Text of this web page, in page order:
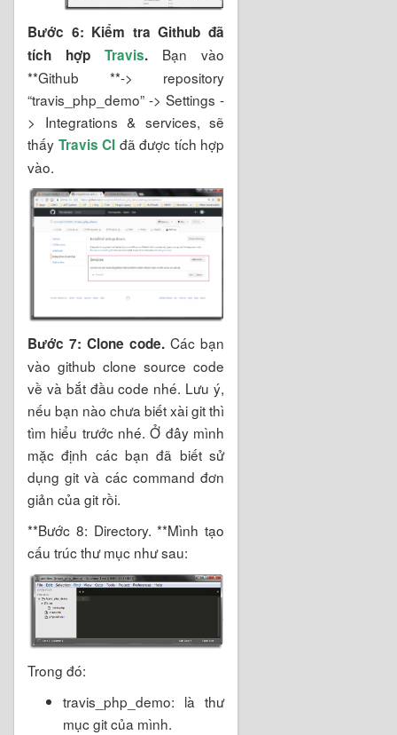
Bước 6: Kiểm tra Github đã
tích hợp Travis. Bạn vào
**Github **-> repository
“travis_php_demo” -> Settings -
> Integrations & services, sẽ
thấy Travis CI đã được tích hợp
vào.
Bước 7: Clone code. Các bạn
vào github clone source code
về và bắt đầu code nhé. Lưu ý,
nếu bạn nào chưa biết xài git thì
tìm hiểu trước nhé. Ở đây mình
mặc định các bạn đã biết sử
dụng git và các command đơn
giản của git rồi.
**Bước 8: Directory. **Mình tạo
cấu trúc thư mục như sau:
Trong đó:
travis_php_demo: là thư
mục git của mình.